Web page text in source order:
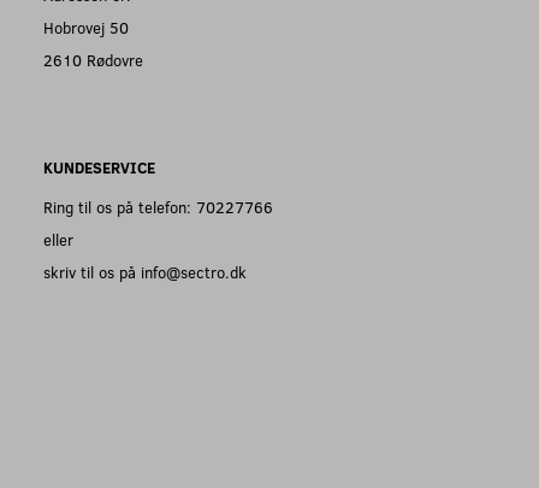
Hobrovej 50
2610 Rødovre
KUNDESERVICE
Ring til os på telefon: 70227766
eller
skriv til os på info@sectro.dk